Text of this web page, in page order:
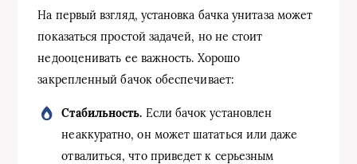
На первый взгляд, установка бачка унитаза может
показаться простой задачей, но не стоит
недооценивать ее важность. Хорошо
закрепленный бачок обеспечивает:
Стабильность. Если бачок установлен
неаккуратно, он может шататься или даже
отвалиться, что приведет к серьезным